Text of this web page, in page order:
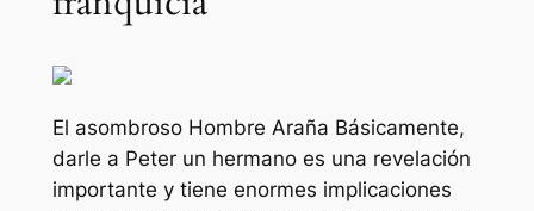
El asombroso Hombre Araña Básicamente,
darle a Peter un hermano es una revelación
importante y tiene enormes implicaciones